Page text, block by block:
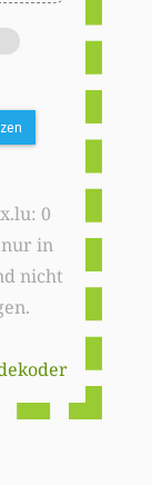
0
in
nicht